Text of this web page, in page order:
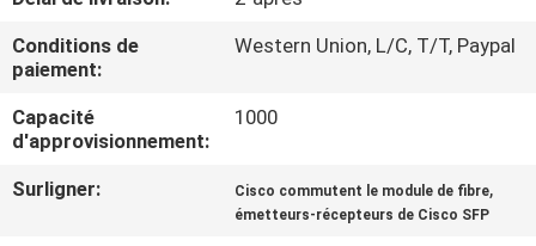
CONTRÔLE
DE
LA
QUALITÉ
Conditions de
paiement:
Western Union, L/C, T/T, Paypal
Capacité
d'approvisionnement:
1000
Surligner: Cisco commutent le module de fibre,
émetteurs-récepteurs de Cisco SFP